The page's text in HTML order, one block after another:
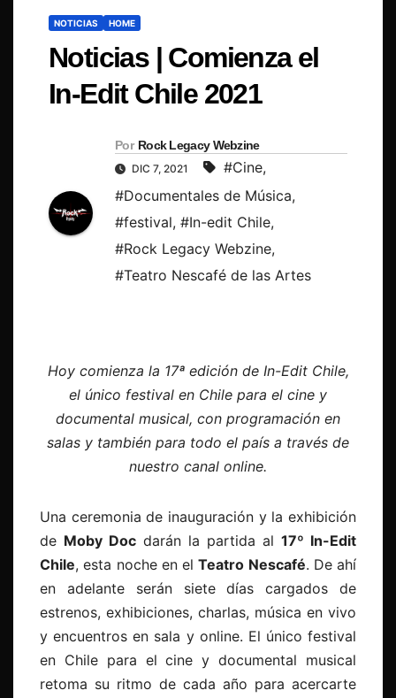
NOTICIAS HOME
Noticias | Comienza el
In-Edit Chile 2021
Por Rock Legacy Webzine
DIC 7, 2021 #Cine,
#Documentales de Música,
#festival, #In-edit Chile,
#Rock Legacy Webzine,
#Teatro Nescafé de las Artes
Hoy comienza la 17ª edición de In-Edit Chile,
el único festival en Chile para el cine y
documental musical, con programación en
salas y también para todo el país a través de
nuestro canal online.
Una ceremonia de inauguración y la exhibición
de Moby Doc darán la partida al 17º In-Edit
Chile, esta noche en elTeatro Nescafé. De ahí
en adelante serán siete días cargados de
estrenos, exhibiciones, charlas, música en vivo
y encuentros en sala y online. El único festival
en Chile para el cine y documental musical
retoma su ritmo de cada año para acercarte